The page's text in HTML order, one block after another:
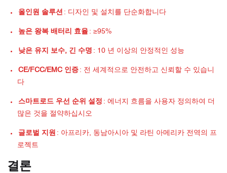
올인원 솔루션 : 디자인 및 설치를 단순화합니다
높은 왕복 배터리 효율 : ≥95%
낮은 유지 보수, 긴 수명 : 10 년 이상의 안정적인 성능
CE/FCC/EMC 인증 : 전 세계적으로 안전하고 신뢰할 수 있습니
다
스마트로드 우선 순위 설정 : 에너지 흐름을 사용자 정의하여 더
많은 것을 절약하십시오
글로벌 지원 : 아프리카, 동남아시아 및 라틴 아메리카 전역의 프
로젝트
결론